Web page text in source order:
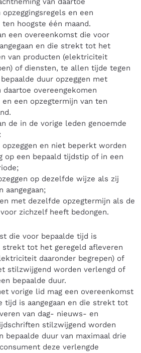
en een
hoogste één maand.
een overeenkomst die voor
en die strekt tot het
van producten (elektriciteit
of diensten, te allen tijde tegen
duur opzeggen met
daartoe overeengekomen
en een opzegtermijn van ten
de in de vorige leden genoemde
en niet beperkt worden
op een bepaald tijdstip of in een
op dezelfde wijze als zij
aangegaan;
met dezelfde opzegtermijn als de
zichzelf heeft bedongen.
die voor bepaalde tijd is
strekt tot het geregeld afleveren
daaronder begrepen) of
stilzwijgend worden verlengd of
bepaalde duur.
vorige lid mag een overeenkomst
tijd is aangegaan en die strekt tot
van dag- nieuws- en
stilzwijgend worden
bepaalde duur van maximaal drie
deze verlengde